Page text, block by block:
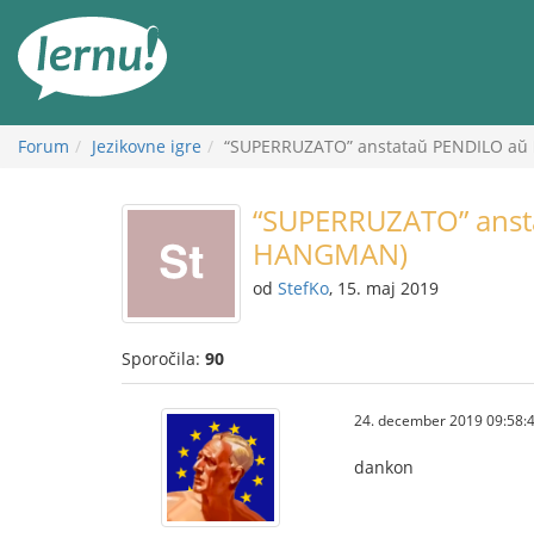
vsebini
Forum Jezikovne igre “SUPERRUZATO” anstataŭ PENDILO
“SUPERRUZATO”
HANGMAN)
od StefKo, 15. maj 2019
Sporočila: 90
24. december 2019
dankon